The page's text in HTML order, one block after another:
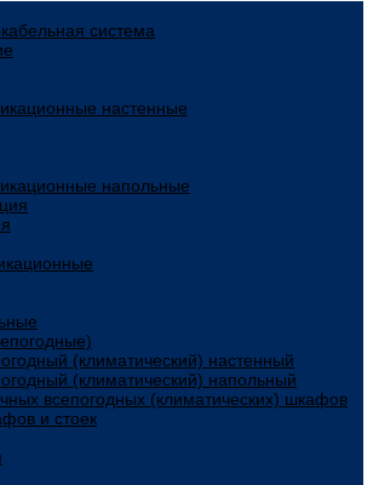
система
настенные
напольные
(климатический) настенный
(климатический) напольный
всепогодных (климатических) шкафов
и стоек